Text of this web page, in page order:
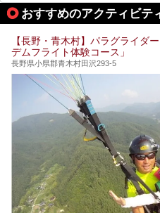
極上のお湯に浸り上
い湯田中温泉「松籟
おすすめのアクティビテ
【長野・青木村】パラグライダ
デムフライト体験コース」
長野県小県郡青木村田沢293-5